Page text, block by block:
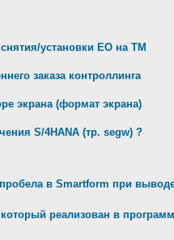
установки ЕО на ТМ
заказа контроллинга
экрана (формат экрана)
S/4HANA (тр. segw) ?
в Smartform при
реализован в